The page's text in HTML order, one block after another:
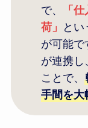
で、
「
荷」
とい
が可能で
が連携し
ことで、
手間を大